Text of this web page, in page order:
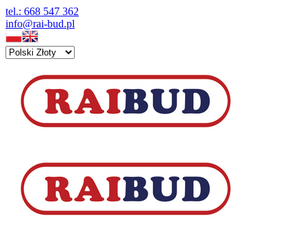
tel.: 668 547 362
info@rai-bud.pl